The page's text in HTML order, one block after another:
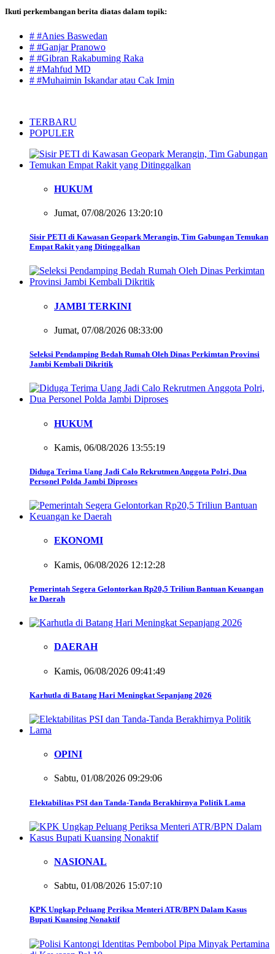
Ikuti perkembangan berita diatas dalam topik:
# #Anies Baswedan
# #Ganjar Pranowo
# #Gibran Rakabuming Raka
# #Mahfud MD
# #Muhaimin Iskandar atau Cak Imin
TERBARU
POPULER
HUKUM
Jumat, 07/08/2026 13:20:10
Sisir PETI di Kawasan Geopark Merangin, Tim Gabungan Temukan
Empat Rakit yang Ditinggalkan
JAMBI TERKINI
Jumat, 07/08/2026 08:33:00
Seleksi Pendamping Bedah Rumah Oleh Dinas Perkimtan Provinsi
Jambi Kembali Dikritik
HUKUM
Kamis, 06/08/2026 13:55:19
Diduga Terima Uang Jadi Calo Rekrutmen Anggota Polri, Dua
Personel Polda Jambi Diproses
EKONOMI
Kamis, 06/08/2026 12:12:28
Pemerintah Segera Gelontorkan Rp20,5 Triliun Bantuan Keuangan
ke Daerah
DAERAH
Kamis, 06/08/2026 09:41:49
Karhutla di Batang Hari Meningkat Sepanjang 2026
OPINI
Sabtu, 01/08/2026 09:29:06
Elektabilitas PSI dan Tanda-Tanda Berakhirnya Politik Lama
NASIONAL
Sabtu, 01/08/2026 15:07:10
KPK Ungkap Peluang Periksa Menteri ATR/BPN Dalam Kasus
Bupati Kuansing Nonaktif